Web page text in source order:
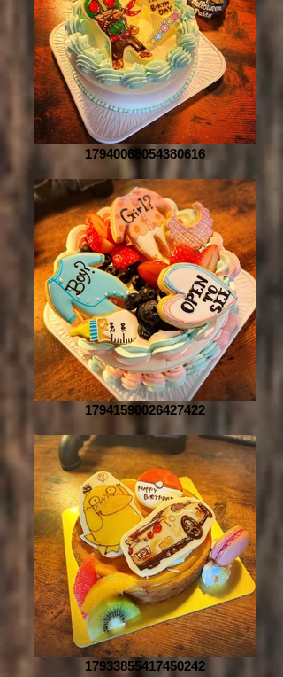
17940068054380616
17941590026427422
17933855417450242